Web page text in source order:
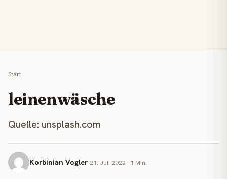
Start
leinenwäsche
Quelle: unsplash.com
Korbinian Vogler 21. Juli 2022 · 1 Min.